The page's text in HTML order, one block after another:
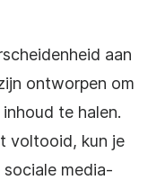
aan
ontworpen om
te halen.
voltooid, kun je
media-